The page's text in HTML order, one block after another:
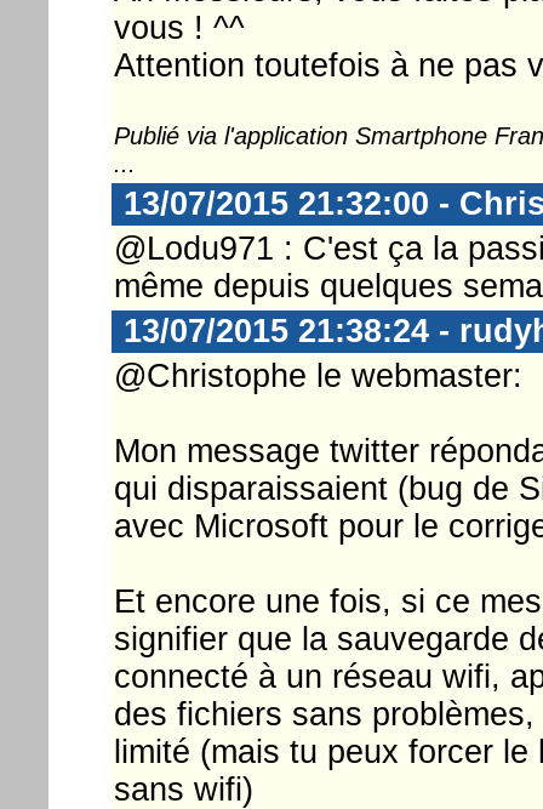
vous ! ^^
Attention toutefois à ne pas
Publié via l'application Smartphone
...
13/07/2015 21:32:00 -
@Lodu971 : C'est ça la
même depuis quelques
13/07/2015 21:38:24 -
@Christophe le webmaster:
Mon message twitter
qui disparaissaient (bug de
avec Microsoft pour le
Et encore une fois, si ce
signifier que la sauvegarde
connecté à un réseau wifi,
des fichiers sans
limité (mais tu peux forcer
sans wifi)